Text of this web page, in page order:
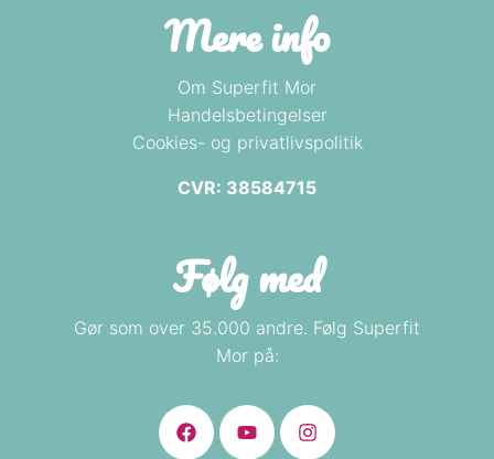
Mere info
Om Superfit Mor
Handelsbetingelser
Cookies- og privatlivspolitik
CVR: 38584715
Følg med
Gør som over 35.000 andre. Følg Superfit
Mor på: